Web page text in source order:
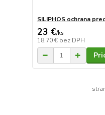
SILIPHOS ochrana
23 €/ks
18,70 € bez DPH